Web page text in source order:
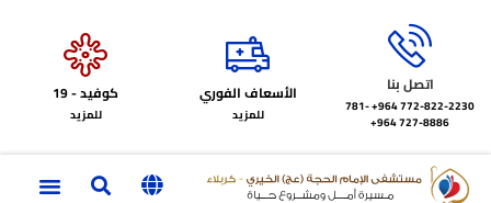
اتصل بنا
772-822-2230‏ 964+
781-
727-8886 964+
الأسعاف الفوري
للمزيد
كوفيد - 19
للمزيد